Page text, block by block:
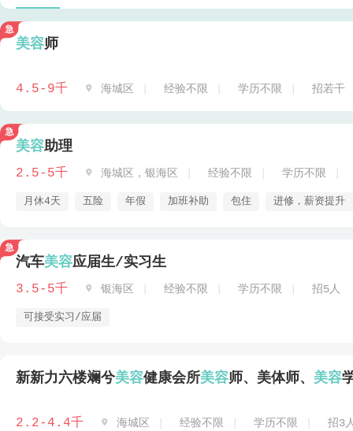
美容师
4.5-9千  海城区 经验不限 学历不限 招若干
美容助理
2.5-5千  海城区，银海区 经验不限 学历不限
月休4天 五险 年假 加班补助 包住 进修，薪资提升
汽车美容应届生/实习生
3.5-5千  银海区 经验不限 学历不限 招5人
可接受实习/应届
新新力六楼斓兮美容健康会所美容师、美体师、 美容
2.2-4.4千  海城区 经验不限 学历不限 招3